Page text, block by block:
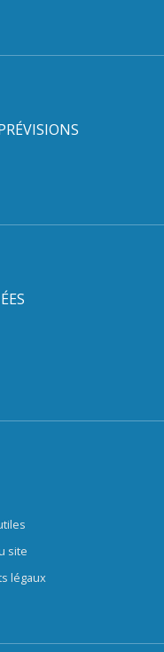
site
légaux